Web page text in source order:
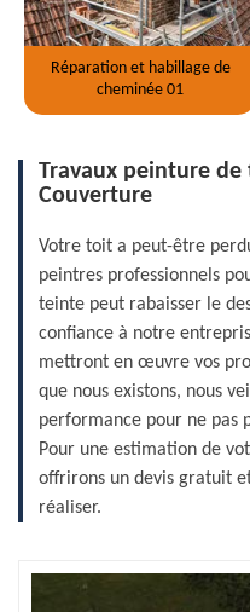
Réparation et habillage de
cheminée 01
Travaux peinture de
Couverture
Votre toit a peut-être
peintres professionnels
teinte peut rabaisser le
confiance à notre
mettront en œuvre vos
que nous existons, nous
performance pour ne pas
Pour une estimation de
offrirons un devis gratuit
réaliser.